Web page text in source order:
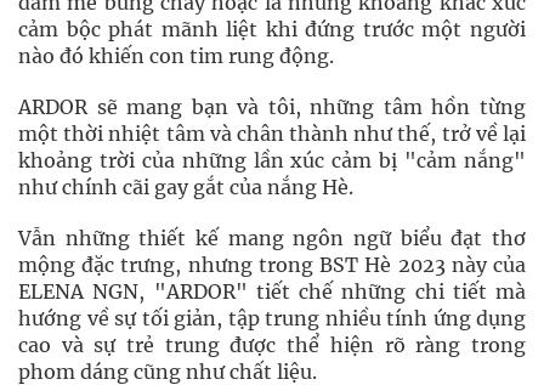
cảm bộc phát mãnh liệt khi đứng trước một người
nào đó khiến con tim rung động.
ARDOR sẽ mang bạn và tôi, những tâm hồn từng
một thời nhiệt tâm và chân thành như thế, trở về lại
khoảng trời của những lần xúc cảm bị "cảm nắng"
như chính cãi gay gắt của nắng Hè.
Vẫn những thiết kế mang ngôn ngữ biểu đạt thơ
mộng đặc trưng, nhưng trong BST Hè 2023 này của
ELENA NGN, "ARDOR" tiết chế những chi tiết mà
hướng về sự tối giản, tập trung nhiều tính ứng dụng
cao và sự trẻ trung được thể hiện rõ ràng trong
phom dáng cũng như chất liệu.